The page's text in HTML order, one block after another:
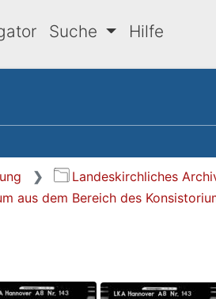
Suche Hilfe
Landeskirchliches
aus dem Bereich des